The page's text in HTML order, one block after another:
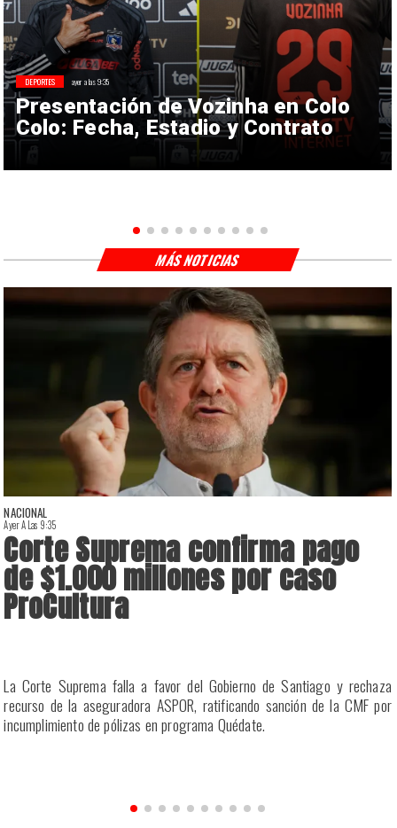
Presentación de Vozinha en Colo
Colo: Fecha, Estadio y Contrato
DEPORTES ayer a las 9:35
NACIONAL
Ayer A Las 9:35
Corte Suprema confirma pago
de $1.000 millones por caso
ProCultura
La Corte Suprema falla a favor del Gobierno de Santiago y rechaza
recurso de la aseguradora ASPOR, ratificando sanción de la CMF por
incumplimiento de pólizas en programa Quédate.
MÁS NOTICIAS